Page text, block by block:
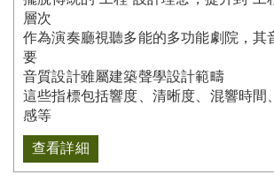
層次
作為演奏廳視聽多能的多功能劇院，其
要
音質設計雖屬建築聲學設計範疇
這些指標包括響度、清晰度、混響時間
感等
查看詳細